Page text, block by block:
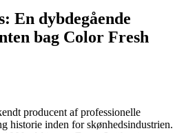
En dybdegående
bag Color Fresh
producent af professionelle
historie inden for skønhedsindustrien.